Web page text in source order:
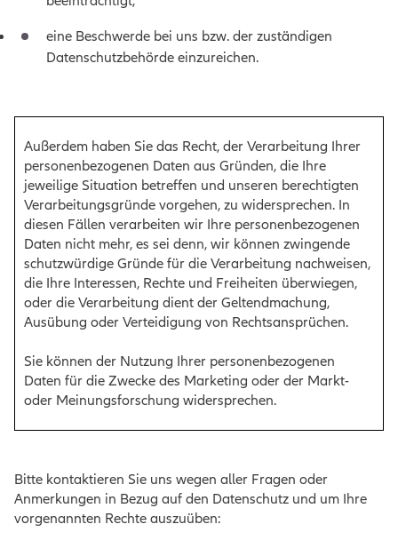
eine Beschwerde bei uns bzw. der zuständigen
Datenschutzbehörde einzureichen.
Außerdem haben Sie das Recht, der Verarbeitung Ihrer
personenbezogenen Daten aus Gründen, die Ihre
jeweilige Situation betreffen und unseren berechtigten
Verarbeitungsgründe vorgehen, zu widersprechen. In
diesen Fällen verarbeiten wir Ihre personenbezogenen
Daten nicht mehr, es sei denn, wir können zwingende
schutzwürdige Gründe für die Verarbeitung nachweisen,
die Ihre Interessen, Rechte und Freiheiten überwiegen,
oder die Verarbeitung dient der Geltendmachung,
Ausübung oder Verteidigung von Rechtsansprüchen.
Sie können der Nutzung Ihrer personenbezogenen
Daten für die Zwecke des Marketing oder der Markt-
oder Meinungsforschung widersprechen.
Bitte kontaktieren Sie uns wegen aller Fragen oder
Anmerkungen in Bezug auf den Datenschutz und um Ihre
vorgenannten Rechte auszuüben: